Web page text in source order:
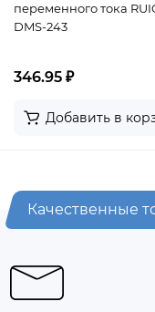
переменного тока
DMS-243
346.95 ₽
Добавить в
Качественные